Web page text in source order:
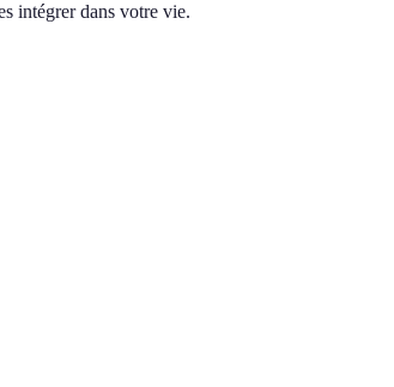
intégrer dans votre vie.